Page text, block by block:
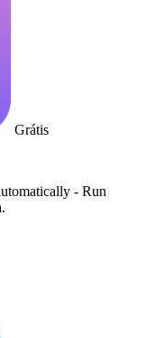
Grátis
- Run